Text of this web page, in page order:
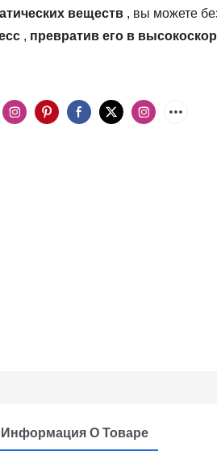
веществ , вы можете
, превратив его в
О Товаре